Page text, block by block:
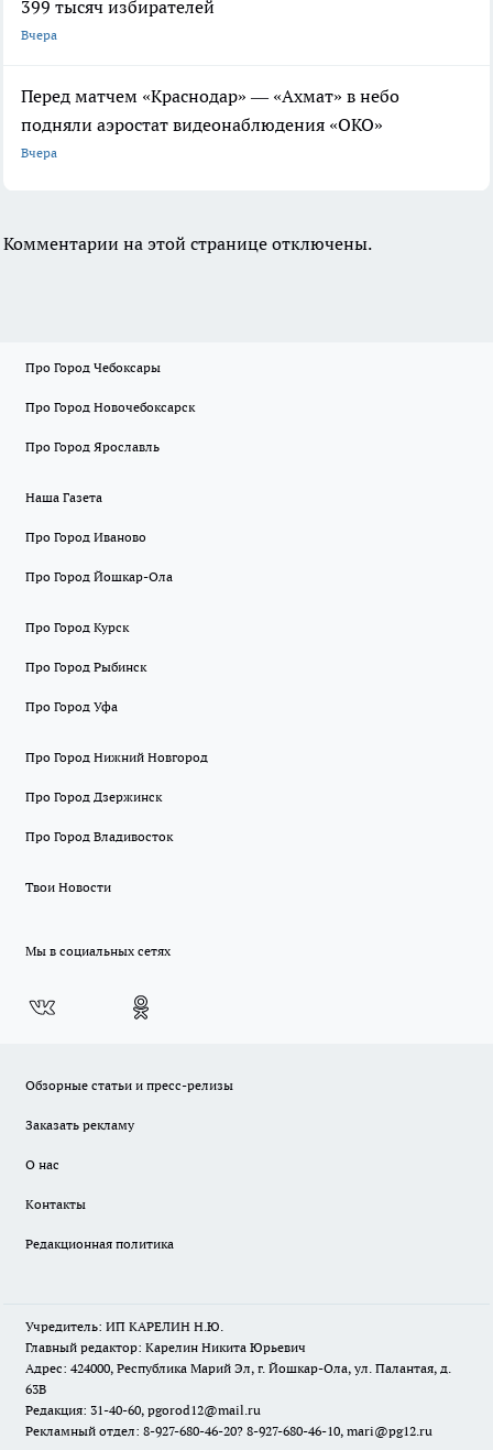
399 тысяч избирателей
Вчера
Перед матчем «Краснодар» — «Ахмат» в небо
подняли аэростат видеонаблюдения «ОКО»
Вчера
Комментарии на этой странице отключены.
Про Город Чебоксары
Про Город Новочебоксарск
Про Город Ярославль
Наша Газета
Про Город Иваново
Про Город Йошкар-Ола
Про Город Курск
Про Город Рыбинск
Про Город Уфа
Про Город Нижний Новгород
Про Город Дзержинск
Про Город Владивосток
Твои Новости
Мы в социальных сетях
Обзорные статьи и пресс-релизы
Заказать рекламу
О нас
Контакты
Редакционная политика
Учредитель: ИП КАРЕЛИН Н.Ю.
Главный редактор: Карелин Никита Юрьевич
Адрес: 424000, Республика Марий Эл, г. Йошкар-Ола, ул. Палантая, д.
63В
Редакция: 31-40-60, pgorod12@mail.ru
Рекламный отдел: 8-927-680-46-20? 8-927-680-46-10, mari@pg12.ru